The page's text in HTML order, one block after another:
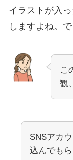
イラストが入
しますよね。
こ
観
SNSアカ
込んでも